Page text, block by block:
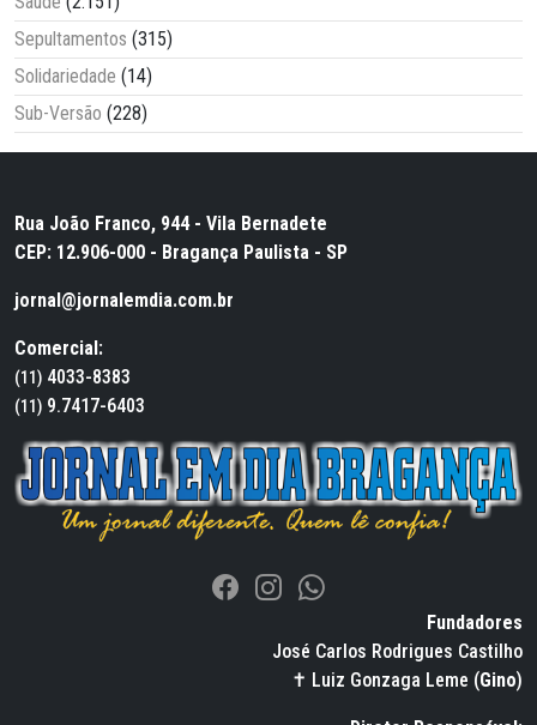
Sepultamentos (315)
Solidariedade (14)
Sub-Versão (228)
Rua João Franco, 944 - Vila Bernadete
CEP: 12.906-000 - Bragança Paulista - SP
jornal@jornalemdia.com.br
Comercial:
(11) 4033-8383
(11) 9.7417-6403
Fundadores
José Carlos Rodrigues Castilho
✝ Luiz Gonzaga Leme (Gino)